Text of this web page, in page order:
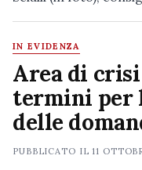
IN EVIDENZA
Area di
termini per
delle
PUBBLICATO IL11